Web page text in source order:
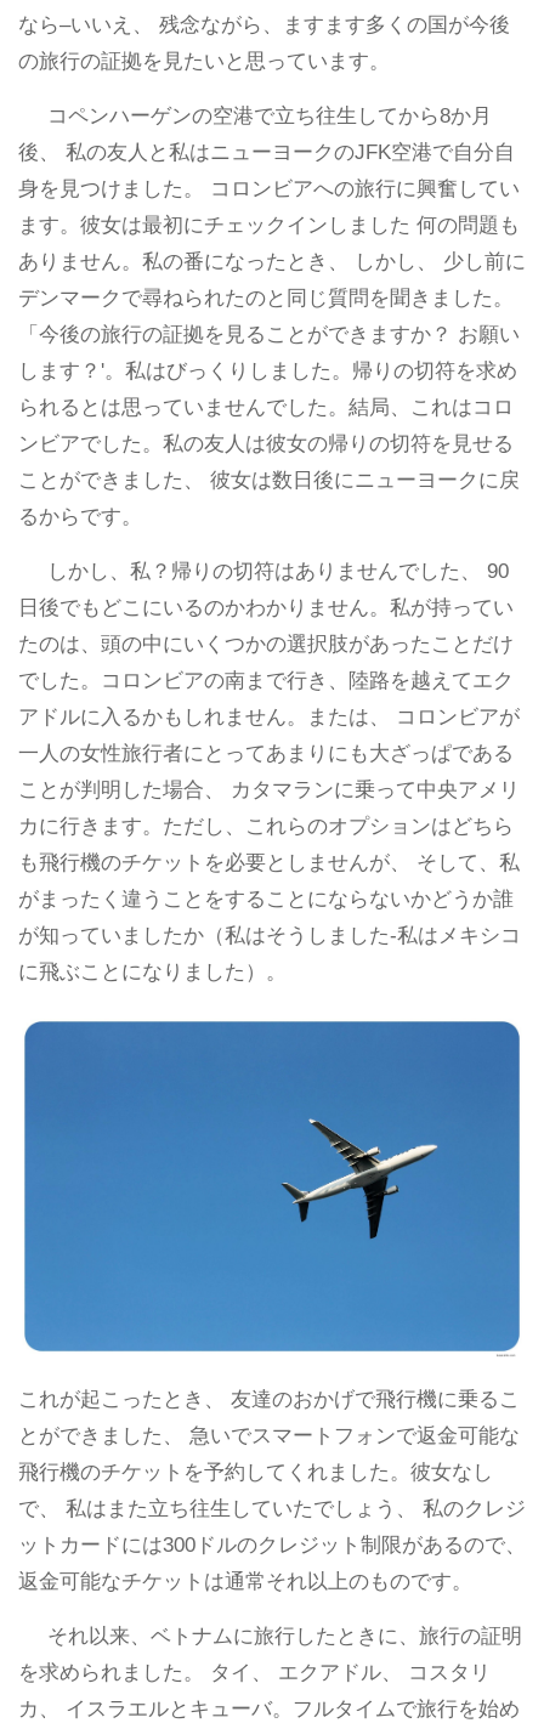
なら–いいえ、 残念ながら、ますます多くの国が今後
の旅行の証拠を見たいと思っています。
コペンハーゲンの空港で立ち往生してから8か月
後、 私の友人と私はニューヨークのJFK空港で自分自
身を見つけました。 コロンビアへの旅行に興奮してい
ます。彼女は最初にチェックインしました 何の問題も
ありません。私の番になったとき、 しかし、 少し前に
デンマークで尋ねられたのと同じ質問を聞きました。
「今後の旅行の証拠を見ることができますか？ お願い
します？'。私はびっくりしました。帰りの切符を求め
られるとは思っていませんでした。結局、これはコロ
ンビアでした。私の友人は彼女の帰りの切符を見せる
ことができました、 彼女は数日後にニューヨークに戻
るからです。
しかし、私？帰りの切符はありませんでした、 90
日後でもどこにいるのかわかりません。私が持ってい
たのは、頭の中にいくつかの選択肢があったことだけ
でした。コロンビアの南まで行き、陸路を越えてエク
アドルに入るかもしれません。または、 コロンビアが
一人の女性旅行者にとってあまりにも大ざっぱである
ことが判明した場合、 カタマランに乗って中央アメリ
カに行きます。ただし、これらのオプションはどちら
も飛行機のチケットを必要としませんが、 そして、私
がまったく違うことをすることにならないかどうか誰
が知っていましたか（私はそうしました-私はメキシコ
に飛ぶことになりました）。
これが起こったとき、 友達のおかげで飛行機に乗るこ
とができました、 急いでスマートフォンで返金可能な
飛行機のチケットを予約してくれました。彼女なし
で、 私はまた立ち往生していたでしょう、 私のクレジ
ットカードには300ドルのクレジット制限があるので、
返金可能なチケットは通常それ以上のものです。
それ以来、ベトナムに旅行したときに、旅行の証明
を求められました。 タイ、 エクアドル、 コスタリ
カ、 イスラエルとキューバ。フルタイムで旅行を始め